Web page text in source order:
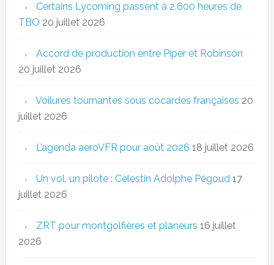
Certains Lycoming passent à 2.600 heures de
TBO 20 juillet 2026
Accord de production entre Piper et Robinson
20 juillet 2026
Voilures tournantes sous cocardes françaises 20
juillet 2026
L’agenda aeroVFR pour août 2026 18 juillet 2026
Un vol, un pilote : Célestin Adolphe Pégoud 17
juillet 2026
ZRT pour montgolfières et planeurs 16 juillet
2026